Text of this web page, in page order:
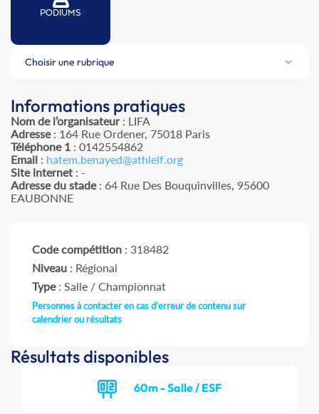
PODIUMS
Choisir une rubrique
Informations pratiques
Nom de l’organisateur: LIFA
Adresse: 164 Rue Ordener, 75018 Paris
Téléphone 1 : 0142554862
Email : hatem.benayed@athleif.org
Site internet : -
Adresse du stade: 64 Rue Des Bouquinvilles, 95600
EAUBONNE
Code compétition : 318482
Niveau : Régional
Type: Salle / Championnat
Personnes à contacter en cas d'erreur de contenu sur
calendrier ou résultats
Résultats disponibles
60m - Salle / ESF